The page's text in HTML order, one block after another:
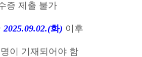
증 제출 불가
2025.09.02.(화) 이후
이 기재되어야 함